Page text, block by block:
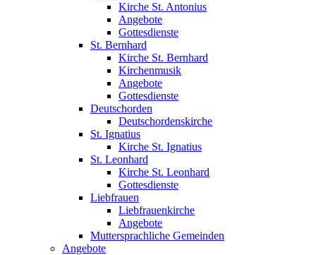
Kirche St. Antonius
Angebote
Gottesdienste
St. Bernhard
Kirche St. Bernhard
Kirchenmusik
Angebote
Gottesdienste
Deutschorden
Deutschordenskirche
St. Ignatius
Kirche St. Ignatius
St. Leonhard
Kirche St. Leonhard
Gottesdienste
Liebfrauen
Liebfrauenkirche
Angebote
Muttersprachliche Gemeinden
Angebote